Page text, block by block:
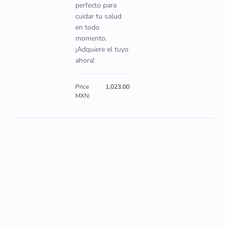
perfecto para
cuidar tu salud
en todo
momento.
¡Adquiere el tuyo
ahora!
Price
MXN:
1,023.00